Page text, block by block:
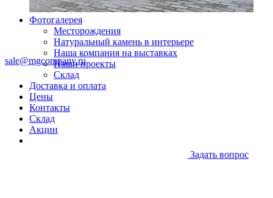
Фотогалерея
Месторождения
Натуральный камень в интерьере
Наша компания на выставках
Наши проекты
Склад
Доставка и оплата
Цены
Контакты
Склад
Акции
sale@mgcompany.ru
Задать вопрос